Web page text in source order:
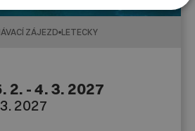
ZÁJEZD LETECKY
2. - 4. 3. 2027
2027